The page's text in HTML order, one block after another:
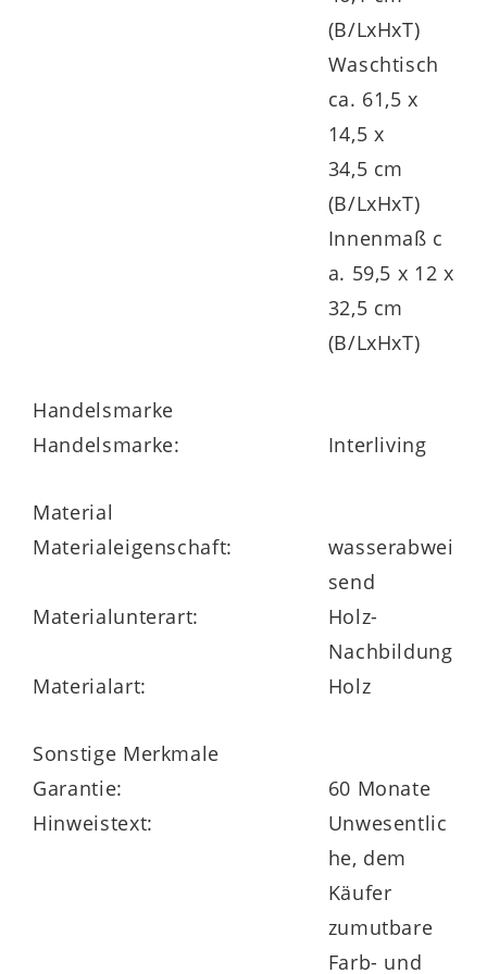
Abdeckboden mit
Ausschnitt für das Waschbecken– mit
großzügiger Ablagefläche und Maßen von
ca. 137 x 1,6 x 49 cm (B/LxHxT).
Waschtisch mit eleganter Optik
Dasovale Aufsatzbecken
langlebiger Keramik mit
hygienisch
besonders
hitzebeständig und kratzfest– ideal für
den täglichen Gebrauch. Das Becken
verfügt über eine
Hahnloch- und
, aber keinen Überlauf.
Die Innenmaße betragen ca. 60 x 12 x 33
Beckens liegen bei ca. 62 x 15 x 35 cm
(B/LxHxT).
(B/LxHxT)
Waschtisch
ca. 61,5 x
14,5 x
34,5 cm
(B/LxHxT)
Innenmaß c
a. 59,5 x 12 x
32,5 cm
(B/LxHxT)
Handelsmarke
Handelsmarke:
Interliving
Material
Materialeigenschaft:
wasserabwei
send
Materialunterart:
Holz-
Nachbildung
Materialart:
Holz
Sonstige Merkmale
Garantie:
60 Monate
Hinweistext:
Unwesentlic
he, dem
Käufer
zumutbare
Farb- und